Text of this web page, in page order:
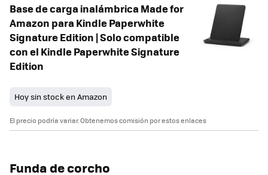
Base de carga inalámbrica Made for
Amazon para Kindle Paperwhite
Signature Edition | Solo compatible
con el Kindle Paperwhite Signature
Edition
Hoy sin stock en Amazon
El precio podría variar. Obtenemos comisión por estos enlaces
Funda de corcho